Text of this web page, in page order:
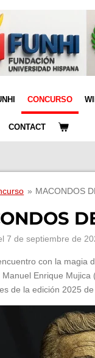
CONCURSO
CONTACT
» MACONDOS
7 de septiembre de
con la magia
Enrique
de la edición 2025